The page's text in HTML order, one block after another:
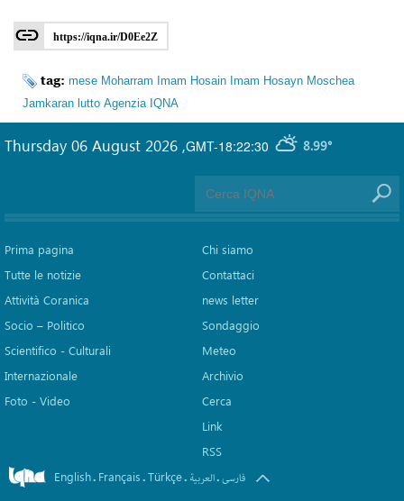
https://iqna.ir/D0Ee2Z
tag: mese Moharram Imam Hosain Imam Hosayn Moschea
Jamkaran lutto Agenzia IQNA
GMT-18:22:30 8.99°
Thursday 06 August 2026 ,
Prima pagina
Tutte le notizie
Attività Coranica
Socio – Politico
Scientifico - Culturali
Internazionale
Foto - Video
Chi siamo
Contattaci
news letter
Sondaggio
Meteo
Archivio
Cerca
Link
RSS
English. Français.Türkçe. العربیة.فارسی